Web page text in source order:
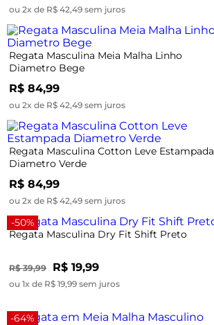
ou 2x de R$ 42,49 sem juros
Regata Masculina Meia Malha Linho
Diametro Bege
R$ 84,99
ou 2x de R$ 42,49 sem juros
Regata Masculina Cotton Leve Estampada
Diametro Verde
R$ 84,99
ou 2x de R$ 42,49 sem juros
-50%
Regata Masculina Dry Fit Shift Preto
R$ 39,99 R$ 19,99
ou 1x de R$ 19,99 sem juros
-64%